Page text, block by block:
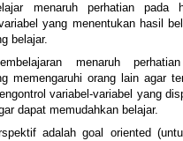
menaruh perhatian pada
yang menentukan hasil
belajar.
menaruh
memengaruhi orang lain agar
variabel-variabel yang
dapat memudahkan belajar.
adalah goal oriented